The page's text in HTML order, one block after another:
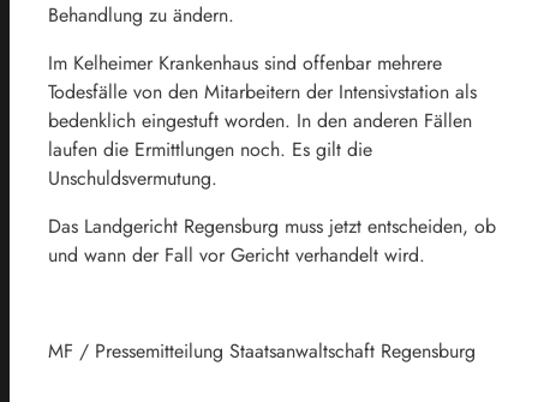
Behandlung zu ändern.
Im Kelheimer Krankenhaus sind offenbar mehrere
Todesfälle von den Mitarbeitern der Intensivstation als
bedenklich eingestuft worden. In den anderen Fällen
laufen die Ermittlungen noch. Es gilt die
Unschuldsvermutung.
Das Landgericht Regensburg muss jetzt entscheiden, ob
und wann der Fall vor Gericht verhandelt wird.
MF / Pressemitteilung Staatsanwaltschaft Regensburg